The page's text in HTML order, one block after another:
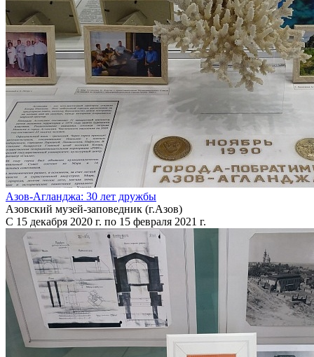
Азов-Агланджа: 30 лет дружбы
Азовский музей-заповедник (г.Азов)
С 15 декабря 2020 г. по 15 февраля 2021 г.